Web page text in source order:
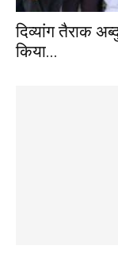
दिव्यांग तैराक
किया...